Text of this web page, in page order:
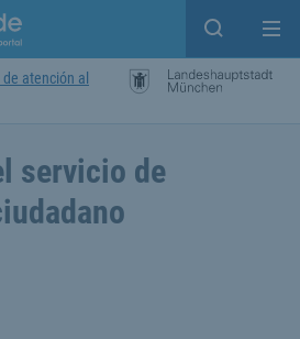
Open
atención al
servicio de